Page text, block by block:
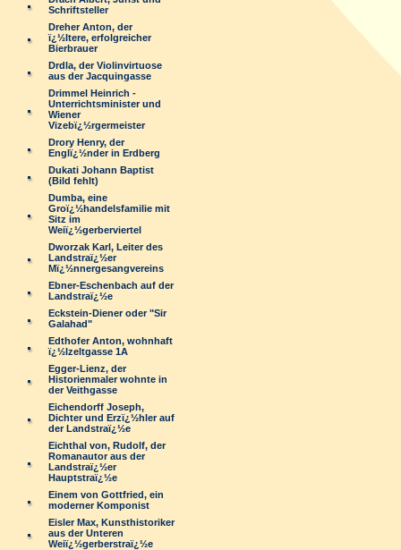
Schriftsteller
Dreher Anton, der
ï¿½ltere, erfolgreicher
Bierbrauer
Drdla, der Violinvirtuose
aus der Jacquingasse
Drimmel Heinrich -
Unterrichtsminister und
Wiener
Vizebï¿½rgermeister
Drory Henry, der
Englï¿½nder in Erdberg
Dukati Johann Baptist
(Bild fehlt)
Dumba, eine
Groï¿½handelsfamilie mit
Sitz im
Weiï¿½gerberviertel
Dworzak Karl, Leiter des
Landstraï¿½er
Mï¿½nnergesangvereins
Ebner-Eschenbach auf der
Landstraï¿½e
Eckstein-Diener oder "Sir
Galahad"
Edthofer Anton, wohnhaft
ï¿½lzeltgasse 1A
Egger-Lienz, der
Historienmaler wohnte in
der Veithgasse
Eichendorff Joseph,
Dichter und Erzï¿½hler auf
der Landstraï¿½e
Eichthal von, Rudolf, der
Romanautor aus der
Landstraï¿½er
Hauptstraï¿½e
Einem von Gottfried, ein
moderner Komponist
Eisler Max, Kunsthistoriker
aus der Unteren
Weiï¿½gerberstraï¿½e